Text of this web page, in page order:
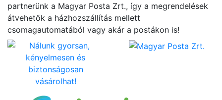
partnerünk a Magyar Posta Zrt., így a megrendelések
átvehetők a házhozszállítás mellett
csomagautomatából vagy akár a postákon is!